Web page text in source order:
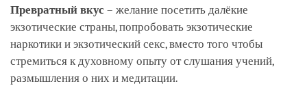
Превратный вкус – желание посетить далёкие
экзотические страны, попробовать экзотические
наркотики и экзотический секс, вместо того чтобы
стремиться к духовному опыту от слушания учений,
размышления о них и медитации.